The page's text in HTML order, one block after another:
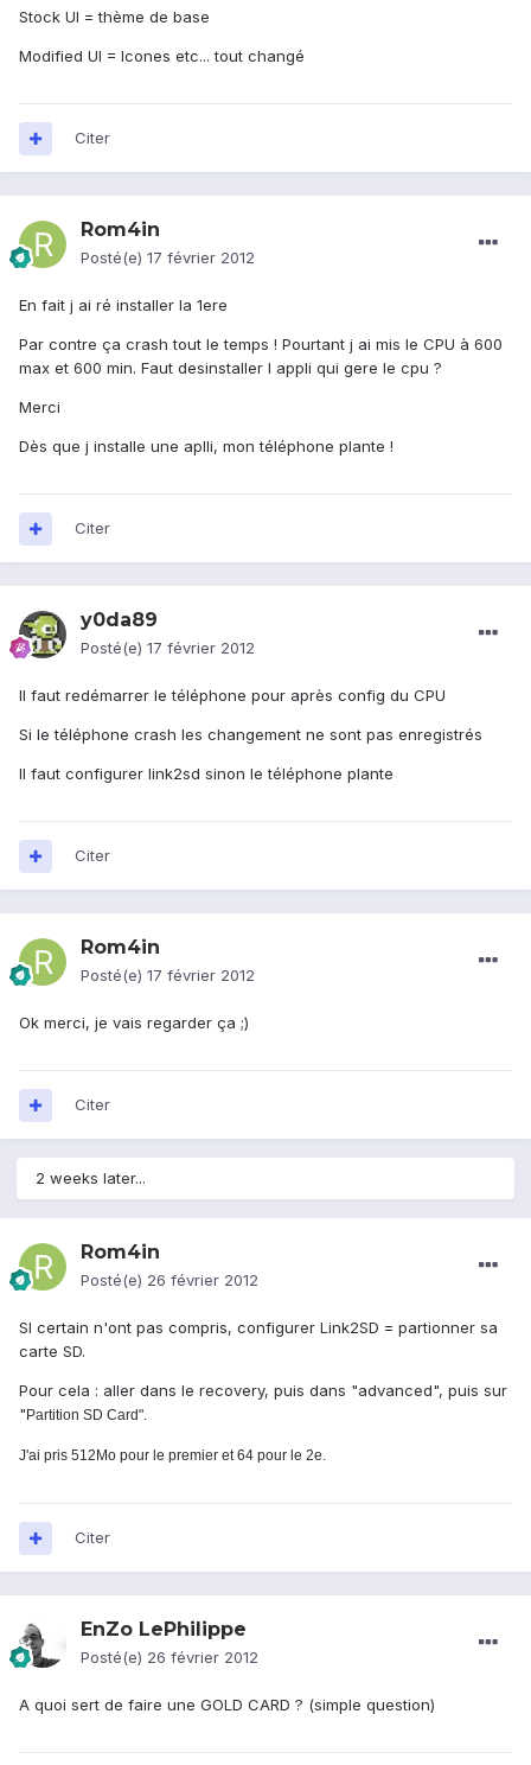
Stock UI = thème de base
Modified UI = Icones etc... tout changé
Citer
Rom4in
Posté(e) 17 février 2012
En fait j ai ré installer la 1ere
Par contre ça crash tout le temps ! Pourtant j ai mis le CPU à 600
max et 600 min. Faut desinstaller l appli qui gere le cpu ?
Merci
Dès que j installe une aplli, mon téléphone plante !
Citer
y0da89
Posté(e) 17 février 2012
Il faut redémarrer le téléphone pour après config du CPU
Si le téléphone crash les changement ne sont pas enregistrés
Il faut configurer link2sd sinon le téléphone plante
Citer
Rom4in
Posté(e) 17 février 2012
Ok merci, je vais regarder ça ;)
Citer
2 weeks later...
Rom4in
Posté(e) 26 février 2012
SI certain n'ont pas compris, configurer Link2SD = partionner sa
carte SD.
Pour cela : aller dans le recovery, puis dans "advanced", puis sur
" Partition SD Card".
J'ai pris 512Mo pour le premier et 64 pour le 2e.
Citer
EnZo LePhilippe
Posté(e) 26 février 2012
A quoi sert de faire une GOLD CARD ? (simple question)